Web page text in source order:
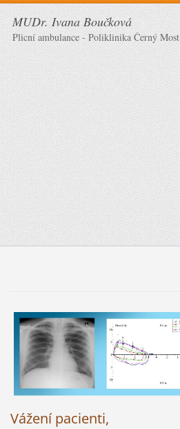
MUDr. Ivana Boučková
Plicní ambulance - Poliklinika Černý Most
Vážení pacienti,